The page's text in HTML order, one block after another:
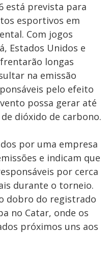
está prevista para
esportivos em
Com jogos
Estados Unidos e
longas
na emissão
pelo efeito
possa gerar até
dióxido de carbono.
por uma empresa
e indicam que
por cerca
durante o torneio.
dobro do registrado
no Catar, onde os
próximos uns aos